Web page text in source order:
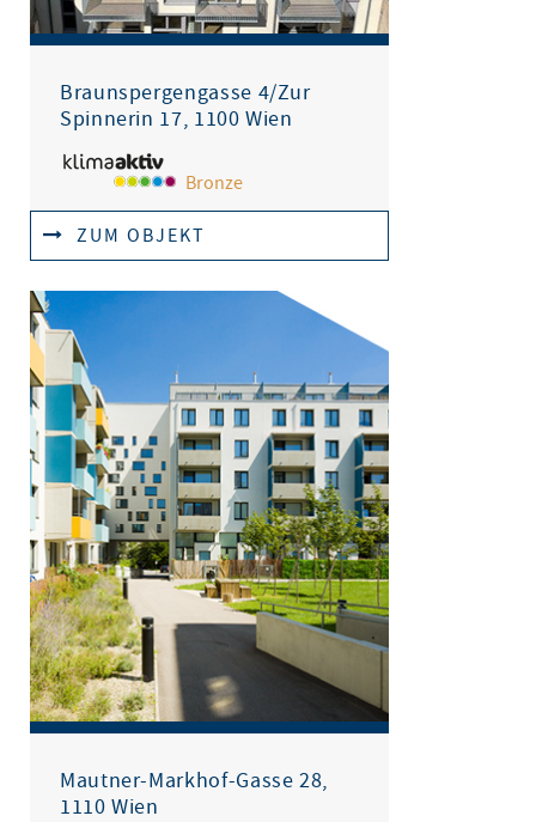
Braunspergengasse 4/Zur
Spinnerin 17, 1100 Wien
Bronze
ZUM OBJEKT
Mautner-Markhof-Gasse 28,
1110 Wien